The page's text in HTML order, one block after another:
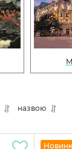
назвою